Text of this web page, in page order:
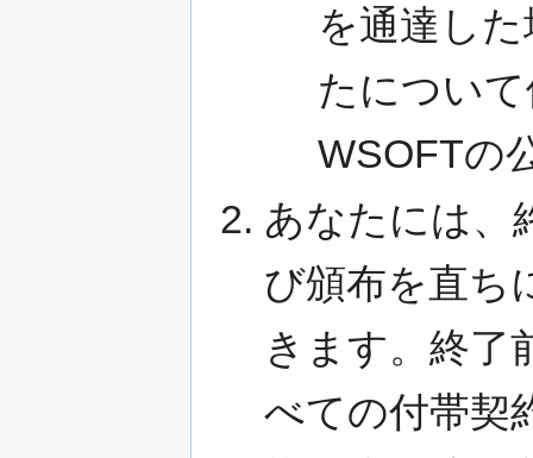
を通達し
たについ
WSOFTの
あなたには、
び頒布を直ち
きます。終了
べての付帯契